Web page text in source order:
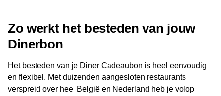
buurt, bijvoorbeeld in Brussel, Antwerpen, Gent of Brugge.
De ontvanger kiest zelf waar en wanneer er wordt genoten
van deze culinaire ervaring. Zo is de Diner Cadeaubon
niet alleen een diner, maar een bijzondere belevenis.
Zo werkt het besteden van jouw
Dinerbon
Het besteden van je Diner Cadeaubon is heel eenvoudig
en flexibel. Met duizenden aangesloten restaurants
verspreid over heel België en Nederland heb je volop